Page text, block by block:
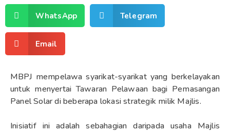
WhatsApp Telegram
Email
MBPJ mempelawa syarikat-syarikat yang berkelayakan
untuk menyertai Tawaran Pelawaan bagi Pemasangan
Panel Solar di beberapa lokasi strategik milik Majlis.
Inisiatif ini adalah sebahagian daripada usaha Majlis